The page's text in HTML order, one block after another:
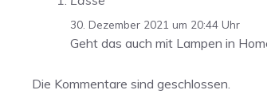
30. Dezember 2021 um 20:44 Uhr
Geht das auch mit Lampen in
Die Kommentare sind geschlossen.